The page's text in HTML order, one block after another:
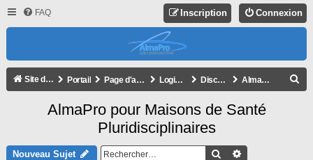
FAQ Connexion
Inscription
Site de l'association Portail Page d'accueil du forum Logiciel AlmaPro Discussion générale AlmaPro pour Maisons de Santé Pluridisciplinaires
AlmaPro pour Maisons de Santé
Pluridisciplinaires
Nouveau Sujet Rechercher